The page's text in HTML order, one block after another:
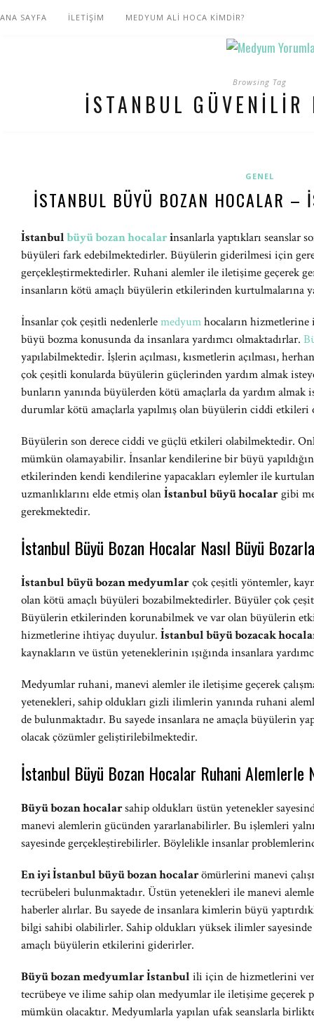
ANA SAYFA İLETİŞİM MEDYUM ALİ HOCA KİMDİR?
Browsing Tag
ISTANBUL GÜVENILIR
GENEL
İSTANBUL BÜYÜ BOZAN HOCALAR –
İstanbulbüyü bozan hocalarinsanlarla yaptıkları seanslar
büyüleri fark edebilmektedirler. Büyülerin giderilmesi için
gerçekleştirmektedirler. Ruhani alemler ile iletişime geçerek
insanların kötü amaçlı büyülerin etkilerinden kurtulmalarına
İnsanlar çok çeşitli nedenlerlemedyumhocaların
büyü bozma konusunda da insanlara yardımcı olmaktadırlar.
yapılabilmektedir. İşlerin açılması, kısmetlerin açılması,
çok çeşitli konularda büyülerin güçlerinden yardım almak
bunların yanında büyülerden kötü amaçlarla da yardım
durumlar kötü amaçlarla yapılmış olan büyülerin ciddi
Büyülerin son derece ciddi ve güçlü etkileri olabilmektedir.
mümkün olamayabilir. İnsanlar kendilerine bir büyü
etkilerinden kendi kendilerine yapacakları eylemler ile
uzmanlıklarını elde etmiş olanİstanbul büyü hocalargibi
gerekmektedir.
İstanbul Büyü Bozan Hocalar Nasıl Büyü
İstanbul büyü bozan medyumlarçok çeşitli yöntemler,
olan kötü amaçlı büyüleri bozabilmektedirler. Büyüler çok
Büyülerin etkilerinden korunabilmek ve var olan büyülerin
hizmetlerine ihtiyaç duyulur. İstanbul büyü bozacak
kaynakların ve üstün yeteneklerinin ışığında insanlara
Medyumlar ruhani, manevi alemler ile iletişime geçerek
yetenekleri, sahip oldukları gizli ilimlerin yanında ruhani
de bulunmaktadır. Bu sayede insanlara ne amaçla büyülerin
olacak çözümler geliştirilebilmektedir.
İstanbul Büyü Bozan Hocalar Ruhani Alemlerle
Büyü bozan hocalarsahip oldukları üstün yetenekler
manevi alemlerin gücünden yararlanabilirler. Bu işlemleri
sayesinde gerçekleştirebilirler. Böylelikle insanlar
En iyi İstanbul büyü bozan hocalarömürlerini manevi
tecrübeleri bulunmaktadır. Üstün yetenekleri ile manevi
haberler alırlar. Bu sayede de insanlara kimlerin büyü
bilgi sahibi olabilirler. Sahip oldukları yüksek ilimler sayesinde
amaçlı büyülerin etkilerini giderirler.
Büyü bozan medyumlar İstanbul ili için de hizmetlerini
tecrübeye ve ilime sahip olan medyumlar ile iletişime geçerek
mümkün olacaktır. Medyumlarla yapılan ufak seanslarla